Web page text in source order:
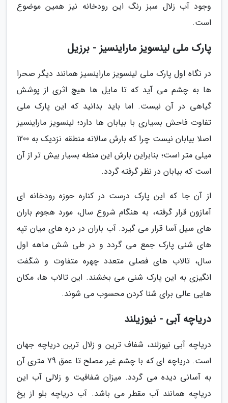
وجود آب زلال سبز رنگ این رودخانه نیز همین موضوع
است.
پارک ملی لینسویز ماراینسیز - برزیل
در نگاه اول پارک ملی لینسویز ماراینسیز همانند دیگر صحرا
ها به چشم می آید که تا مایل ها هیچ اثری از پوشش
گیاهی در آن نیست. اما باید بدانید که این پارک ملی
تفاوت فاحش بسیاری با بیابان ها دارد؛ لینسویز ماراینسیز
اصلا بیابان نیست چرا که بارش سالانه منطقه نزدیک به 1200
میلی متر است؛ بنابراین بارش این منطه بسیار بیش تر از آن
است که بیابان در نظر گرفته گردد.
از آن جا که این پارک درست در کناره حوزه رودخانه ای
آمازون قرار گرفته، به هنگام شروع سال، مورد هجوم باران
های سیل آسا قرار می گیرد. آب باران در دره های میان تپه
های شنی پارک جمع می گردد و در طی شش ماهه اول
سال، تالاب های فصلی متعدد چهره متفاوت و شگفت
انگیزی به این پارک شنی می بخشند. این تالاب ها، مکان
هایی عالی برای شنا کردن محسوب می شوند.
دریاچه آبی - نیوزیلند
دریاچه آبی نیوزلند، شفاف ترین و زلال ترین دریاچه جهان
است. دریاچه ای که با چشم غیر مصلح تا عمق 79 متری آن
به آسانی دیده می گردد. میزان شفافیت و زلالی آب این
دریاچه همانند آب مقطر می باشد. آب دریاچه بلو از یخ